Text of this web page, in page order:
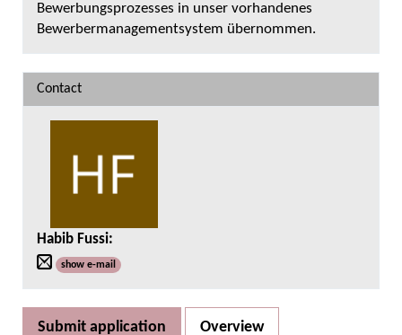
Bewerbungsprozesses in unser vorhandenes
Bewerbermanagementsystem übernommen.
Contact
Habib Fussi:
show e-mail
Submit application Overview